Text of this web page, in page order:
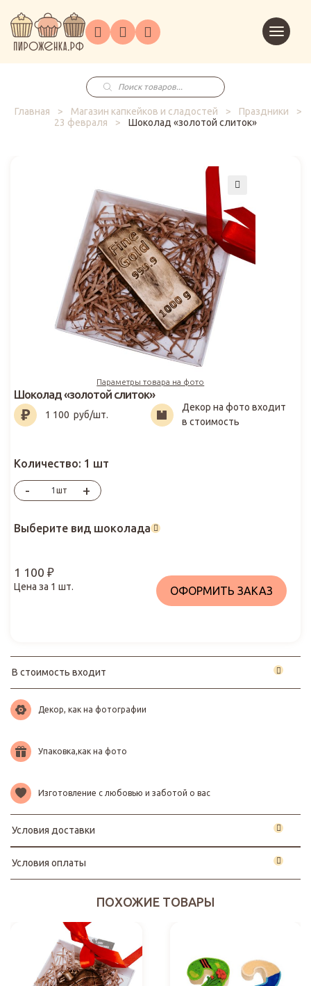
ГлавнаяКаталог
на
заказ
Праздники
Корпоративным
клиентам
в
корзину
Поиск
товаров
Главная
> Магазин капкейков и сладостей > Праздники
>
23 февраля
> Шоколад «золотой слиток»
Параметры товара на фото
1 100₽
Шоколад «золотой слиток»
1 100 руб/шт.
Декор на фото входит
в стоимость
Количество: 1 шт
- шт +
Выберите вид шоколада
1 100 ₽
Цена за 1 шт. ОФОРМИТЬ ЗАКАЗ
В стоимость входит
Декор, как на фотографии
Упаковка,как на фото
Изготовление с любовью и заботой о вас
Условия доставки
Условия оплаты
ПОХОЖИЕ ТОВАРЫ